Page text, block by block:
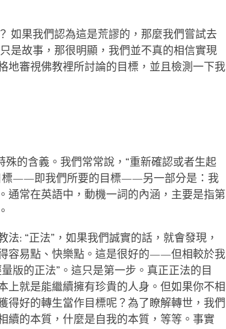
如果我們認為這是荒謬的，那麼我們嘗試去
是故事，那很明顯，我們並不真的相信實現
地審視佛教裡所討論的目標，並且檢測一下我
殊的含義。我們常常說，“重新確認或者生起
標——即我們所要的目標——另一部分是：我
通常在英語中，動機一詞的內涵，主要是指第
: “正法”，如果我們誠實的話，就會發現，
容易點、快樂點。這是很好的——但相較於我
版的正法”。這只是第一步。真正正法的目
上就是能繼續擁有珍貴的人身。但如果你不相
得好的轉生當作目標呢？為了瞭解轉世，我們
續的本質，什麼是自我的本質，等等。事實